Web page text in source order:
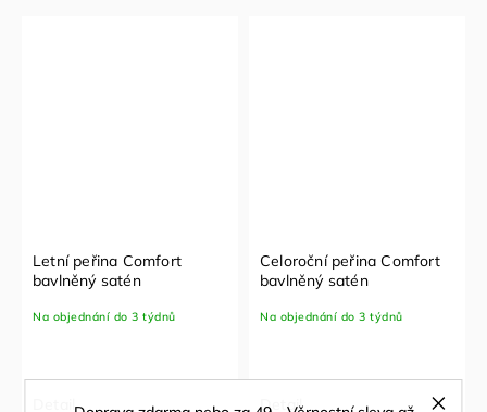
Letní peřina Comfort
bavlněný satén
Na objednání do 3 týdnů
Detail
Celoroční peřina Comfort
bavlněný satén
Na objednání do 3 týdnů
Detail